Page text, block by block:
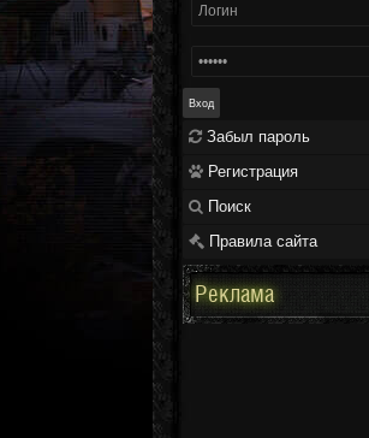
Забыл пароль
Регистрация
Поиск
Правила сайта
Реклама